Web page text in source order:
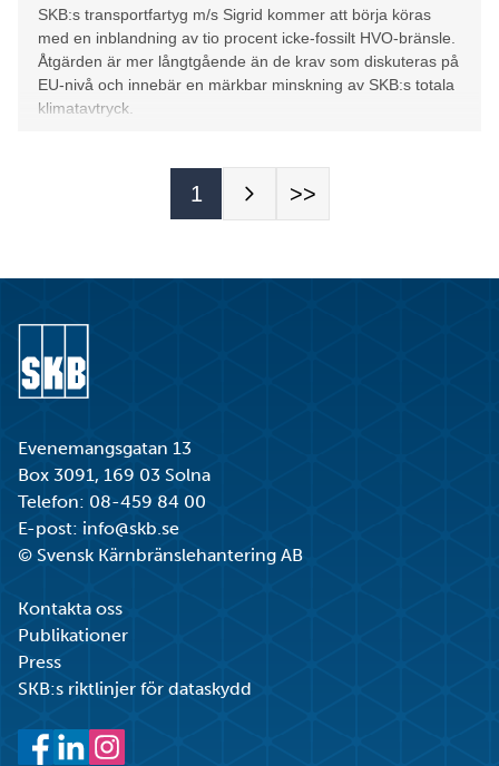
Evenemangsgatan 13
Box 3091, 169 03 Solna
Telefon: 08-459 84 00
E-post: info@skb.se
© Svensk Kärnbränslehantering AB
Kontakta oss
Publikationer
Press
SKB:s riktlinjer för dataskydd